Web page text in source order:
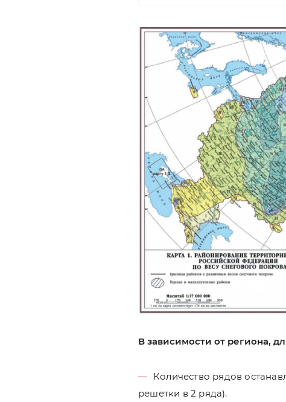
В зависимости от региона,
Количество рядов
решетки в 2 ряда).